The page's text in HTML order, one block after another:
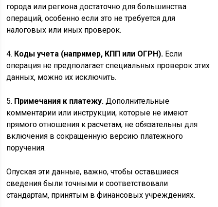
города или региона достаточно для большинства
операций, особенно если это не требуется для
налоговых или иных проверок.
4. Коды учета (например, КПП или ОГРН). Если
операция не предполагает специальных проверок этих
данных, можно их исключить.
5. Примечания к платежу. Дополнительные
комментарии или инструкции, которые не имеют
прямого отношения к расчетам, не обязательны для
включения в сокращенную версию платежного
поручения.
Опуская эти данные, важно, чтобы оставшиеся
сведения были точными и соответствовали
стандартам, принятым в финансовых учреждениях.